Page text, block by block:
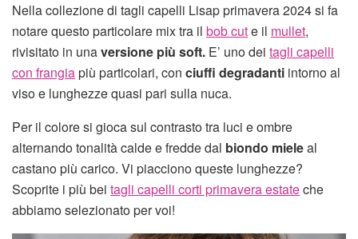
Nella collezione di tagli capelli Lisap primavera 2024 si fa
notare questo particolare mix tra il bob cute il mullet,
rivisitato in unaversione più soft. E’ uno dei tagli capelli
con frangiapiù particolari, con ciuffi degradanti intorno al
viso e lunghezze quasi pari sulla nuca.
Per il colore si gioca sul contrasto tra luci e ombre
alternando tonalità calde e fredde dal biondo mieleal
castano più carico. Vi piacciono queste lunghezze?
Scoprite i più bei tagli capelli corti primavera estateche
abbiamo selezionato per voi!